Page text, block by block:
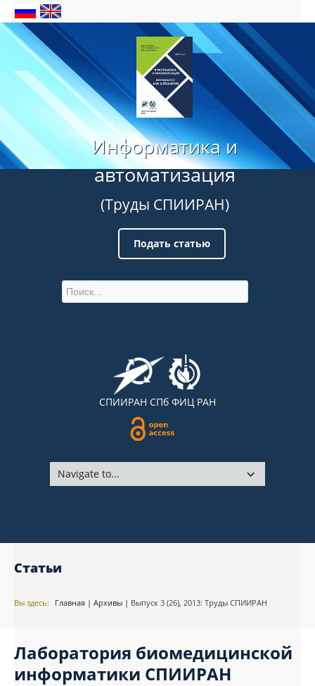
Информатика и
автоматизация
(Труды СПИИРАН)
Подать статью
СПИИРАН СПб ФИЦ РАН
Статьи
Вы здесь: Главная | Архивы | Выпуск 3 (26), 2013: Труды СПИИРАН
Лаборатория биомедицинской
информатики СПИИРАН